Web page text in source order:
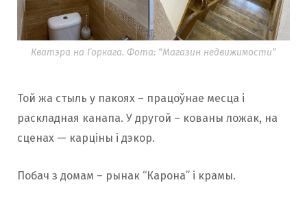
Кватэра на Горкага. Фота: “Магазин недвижимости”
Той жа стыль у пакоях – працоўнае месца і
раскладная канапа. У другой – кованы ложак, на
сценах — карціны і дэкор.
Побач з домам – рынак “Карона” і крамы.